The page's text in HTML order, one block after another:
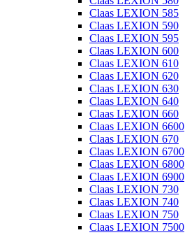
Claas LEXION 585
Claas LEXION 590
Claas LEXION 595
Claas LEXION 600
Claas LEXION 610
Claas LEXION 620
Claas LEXION 630
Claas LEXION 640
Claas LEXION 660
Claas LEXION 6600
Claas LEXION 670
Claas LEXION 6700
Claas LEXION 6800
Claas LEXION 6900
Claas LEXION 730
Claas LEXION 740
Claas LEXION 750
Claas LEXION 7500